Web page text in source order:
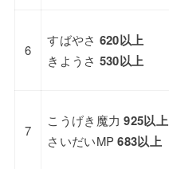
6
すばやさ 620以上
きようさ 530以上
7
こうげき魔力925以上
さいだいMP 683以上